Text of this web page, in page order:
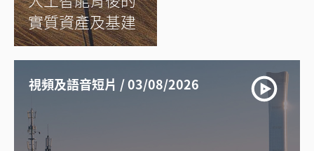
實質資產及基建
視頻及語音短片 / 03/08/2026